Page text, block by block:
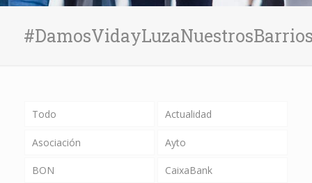
Todo Actualidad
Asociación Ayto
BON CaixaBank